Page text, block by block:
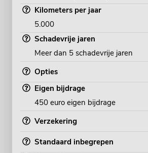
Kilometers per jaar
Schadevrije jaren
Opties
Eigen bijdrage
Verzekering
Standaard inbegrepen